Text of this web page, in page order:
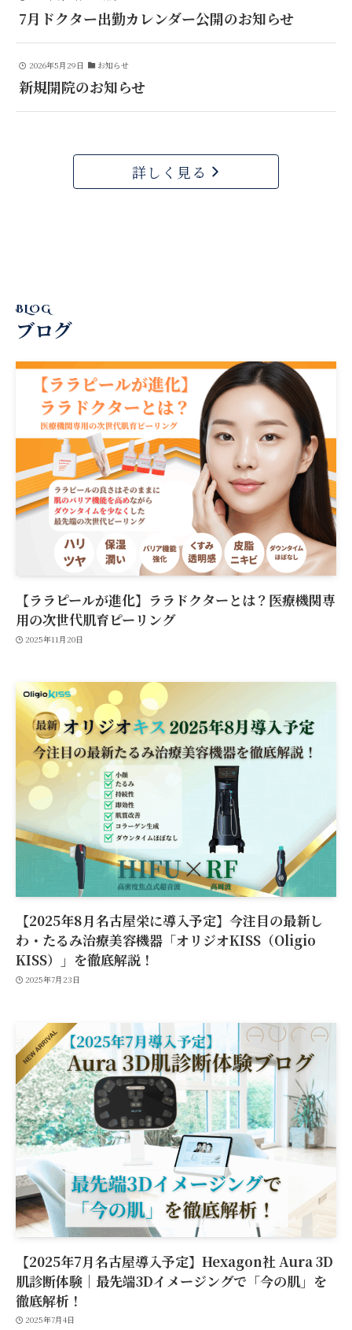
7月ドクター出勤カレンダー公開のお知らせ
2026年5月29日 お知らせ
新規開院のお知らせ
詳しく見る
BLOG
ブログ
【ララピールが進化】ララドクターとは？医療機関専
用の次世代肌育ピーリング
2025年11月20日
【2025年8月名古屋栄に導入予定】今注目の最新し
わ・たるみ治療美容機器「オリジオKISS（Oligio
KISS）」を徹底解説！
2025年7月23日
【2025年7月名古屋導入予定】Hexagon社 Aura 3D
肌診断体験｜最先端3Dイメージングで「今の肌」を
徹底解析！
2025年7月4日